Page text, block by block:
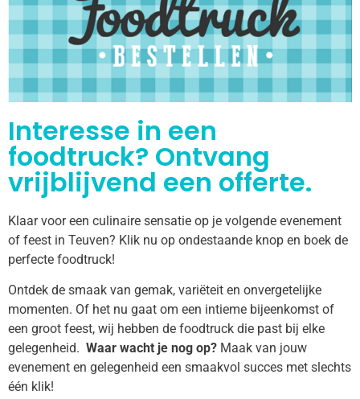
Interesse in een
foodtruck? Ontvang
vrijblijvend een offerte.
Klaar voor een culinaire sensatie op je volgende evenement
of feest in Teuven? Klik nu op ondestaande knop en boek de
perfecte foodtruck!
Ontdek de smaak van gemak, variëteit en onvergetelijke
momenten. Of het nu gaat om een intieme bijeenkomst of
een groot feest, wij hebben de foodtruck die past bij elke
gelegenheid. Waar wacht je nog op? Maak van jouw
evenement en gelegenheid een smaakvol succes met slechts
één klik!